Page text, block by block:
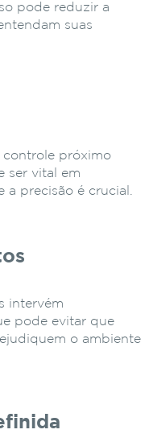
pode reduzir a
suas
controle próximo
ser vital em
precisão é crucial.
intervém
pode evitar que
o ambiente